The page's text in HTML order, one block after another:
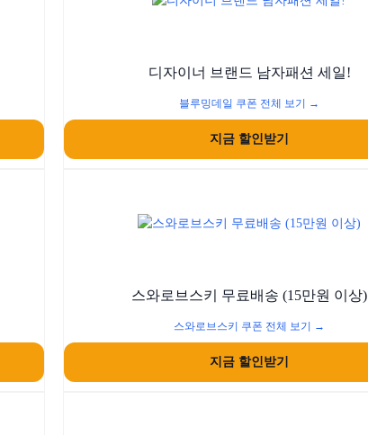
디자이너 브랜드 남자패션 세일!
블루밍데일 쿠폰 전체 보기 →
지금 할인받기
스와로브스키 무료배송 (15만원 이상)
스와로브스키 쿠폰 전체 보기 →
지금 할인받기